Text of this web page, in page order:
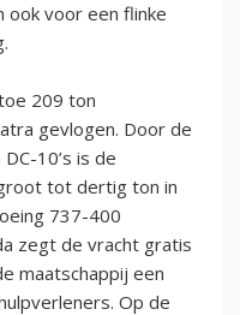
ook voor een flinke
209 ton
gevlogen. Door de
10’s is de
tot dertig ton in
737-400
zegt de vracht gratis
maatschappij een
Op de